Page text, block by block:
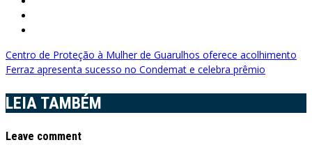
Navegação
de
Post
Centro de Proteção à Mulher de Guarulhos oferece acolhimento
Ferraz apresenta sucesso no Condemat e celebra prêmio
LEIA TAMBÉM
Leave comment